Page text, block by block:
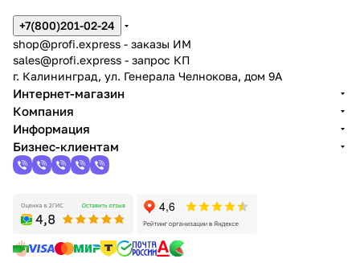
+7(800)201-02-24
shop@profi.express - заказы ИМ
sales@profi.express - запрос КП
г. Калининград, ул. Генерала Челнокова, дом 9A
Интернет-магазин
Компания
Информация
Бизнес-клиентам